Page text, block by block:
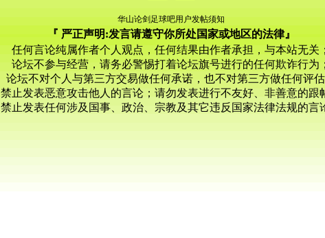
华山论剑足球吧用户发帖须知
『 严正声明:发言请遵守你所处国家或地区的法律』
任何言论纯属作者个人观点，任何结果由作者承担，与本站无关；
论坛不参与经营，请务必警惕打着论坛旗号进行的任何欺诈行为；
论坛不对个人与第三方交易做任何承诺，也不对第三方做任何评估
禁止发表恶意攻击他人的言论；请勿发表进行不友好、非善意的跟
禁止发表任何涉及国事、政治、宗教及其它违反国家法律法规的言